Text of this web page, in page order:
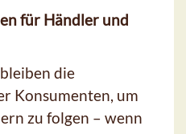
für Händler und
die
Konsumenten, um
zu folgen – wenn